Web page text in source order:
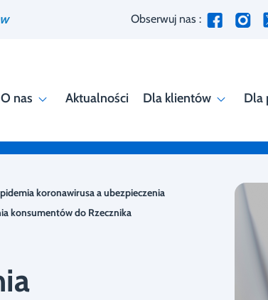
Obserwuj nas :
O nas Aktualności Dla klientów Dla
koronawirusa a ubezpieczenia
konsumentów do Rzecznika